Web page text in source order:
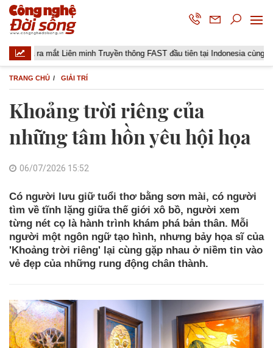
Liên minh Truyền thông FAST đầu tiên tại Indonesia cùng các đài truyền
TRANG CHỦ GIẢI TRÍ
Khoảng trời riêng của
những tâm hồn yêu hội họa
06/07/2026 15:52
Có người lưu giữ tuổi thơ bằng sơn mài, có người
tìm về tĩnh lặng giữa thế giới xô bồ, người xem
từng nét cọ là hành trình khám phá bản thân. Mỗi
người một ngôn ngữ tạo hình, nhưng bảy họa sĩ của
'Khoảng trời riêng' lại cùng gặp nhau ở niềm tin vào
vẻ đẹp của những rung động chân thành.